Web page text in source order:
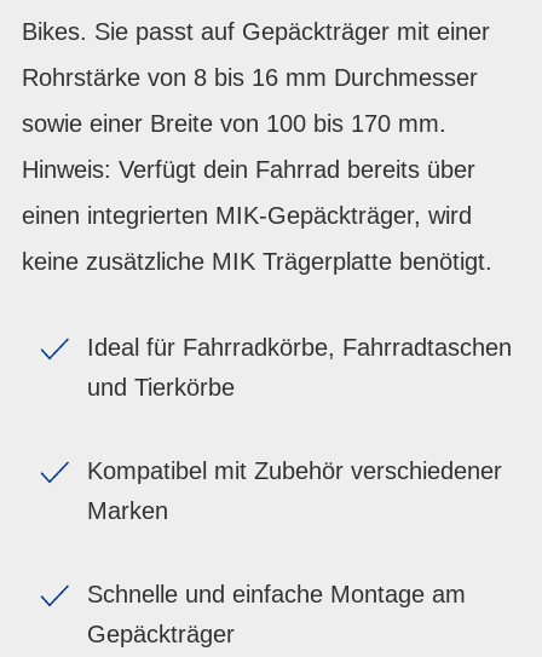
Bikes. Sie passt auf Gepäckträger mit einer
Rohrstärke von 8 bis 16 mm Durchmesser
sowie einer Breite von 100 bis 170 mm.
Hinweis: Verfügt dein Fahrrad bereits über
einen integrierten MIK-Gepäckträger, wird
keine zusätzliche MIK Trägerplatte benötigt.
Ideal für Fahrradkörbe, Fahrradtaschen
und Tierkörbe
Kompatibel mit Zubehör verschiedener
Marken
Schnelle und einfache Montage am
Gepäckträger